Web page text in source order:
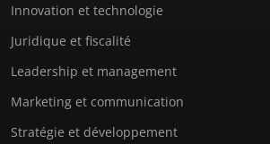
Innovation et technologie
Juridique et fiscalité
Leadership et management
Marketing et communication
Stratégie et développement